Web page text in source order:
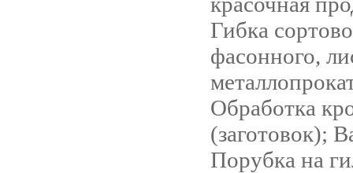
Гибка
фасонного,
Обработка
(заготовок);
Порубка на